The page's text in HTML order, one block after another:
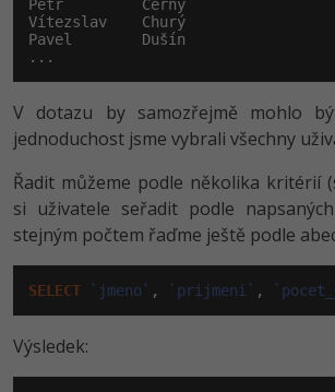
Petr         Černý
Vítezslav    Churý
Pavel        Dušín
...
V dotazu by samozřejmě mohlo
jednoduchost jsme vybrali všechny
Řadit můžeme podle několika kritérií
si uživatele seřadit podle
stejným počtem řaďme ještě podle
SELECT `jmeno` , `prijmeni` ,
Výsledek: